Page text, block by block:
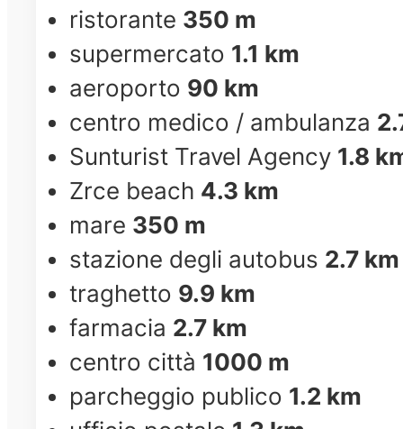
ristorante 350 m
supermercato 1.1 km
aeroporto 90 km
centro medico / ambulanza
Sunturist Travel Agency 1.8
Zrce beach 4.3 km
mare 350 m
stazione degli autobus 2.7 km
traghetto 9.9 km
farmacia 2.7 km
centro città 1000 m
parcheggio publico 1.2 km